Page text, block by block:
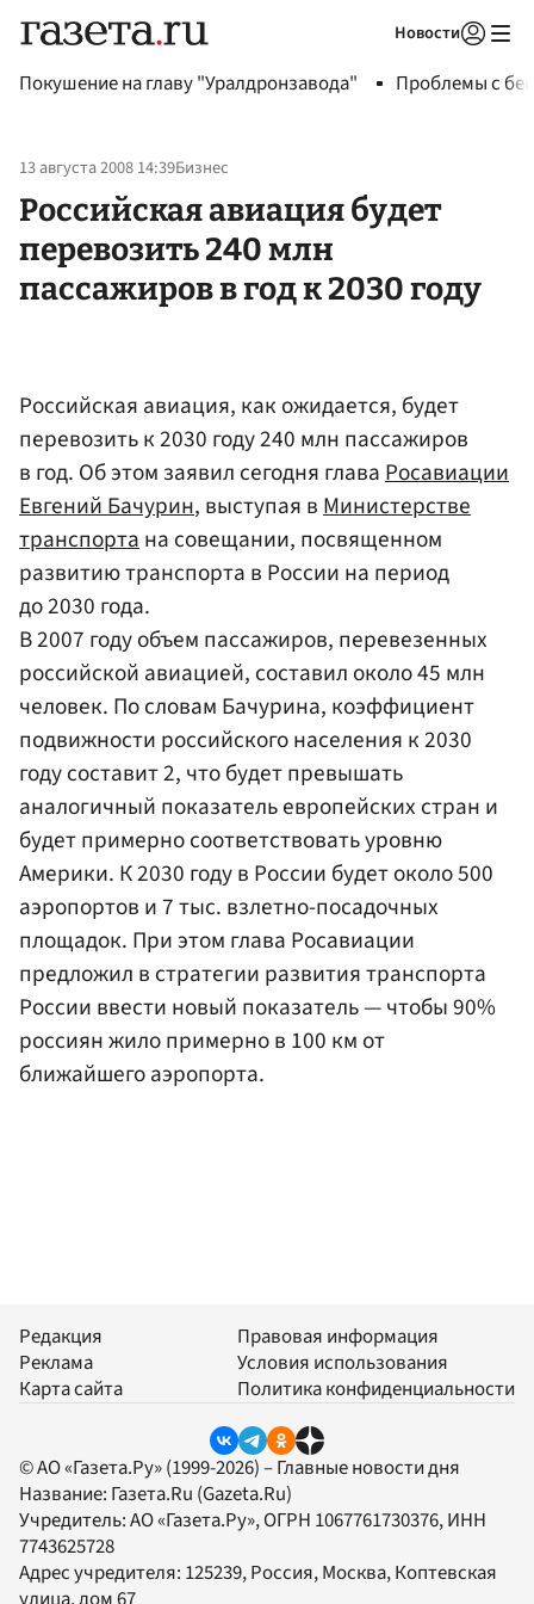
Новости
Покушение на главу "Уралдронзавода" Проблемы с
13 августа 2008 14:39Бизнес
Российская авиация будет
перевозить 240 млн
пассажиров в год к 2030 году
Российская авиация, как ожидается, будет
перевозить к 2030 году 240 млн пассажиров
в год. Об этом заявил сегодня главаРосавиации
Евгений Бачурин, выступая вМинистерстве
транспортана совещании, посвященном
развитию транспорта в России на период
до 2030 года.
В 2007 году объем пассажиров, перевезенных
российской авиацией, составил около 45 млн
человек. По словам Бачурина, коэффициент
подвижности российского населения к 2030
году составит 2, что будет превышать
аналогичный показатель европейских стран и
будет примерно соответствовать уровню
Америки. К 2030 году в России будет около 500
аэропортов и 7 тыс. взлетно-посадочных
площадок. При этом глава Росавиации
предложил в стратегии развития транспорта
России ввести новый показатель — чтобы 90%
россиян жило примерно в 100 км от
ближайшего аэропорта.
Редакция
Реклама
Карта сайта
Правовая информация
Условия использования
Политика конфиденциальности
© АО «Газета.Ру» (1999-2026) – Главные новости дня
Название: Газета.Ru (Gazeta.Ru)
Учредитель:АО «Газета.Ру», ОГРН 1067761730376, ИНН
7743625728
Адрес учредителя: 125239, Россия, Москва, Коптевская